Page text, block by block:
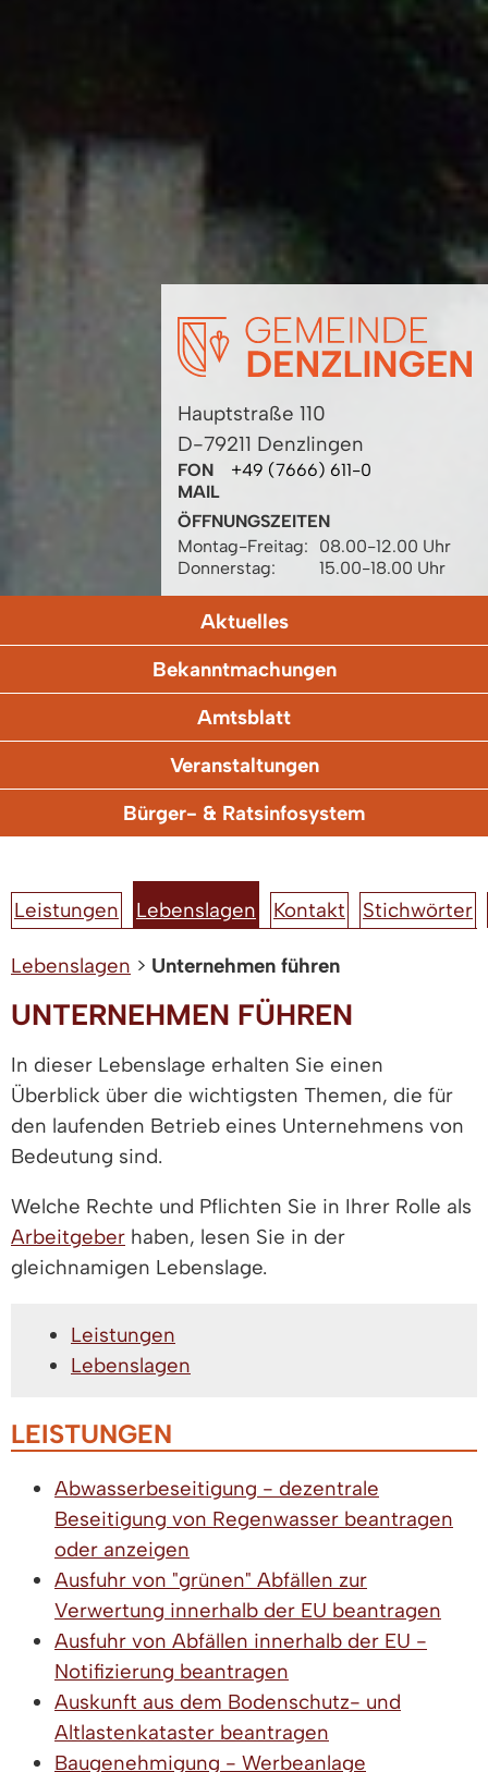
Hauptstraße 110
D-79211 Denzlingen
FON
+49 (7666) 611-0
MAIL
ÖFFNUNGSZEITEN
Montag-Freitag:
08.00-12.00 Uhr
Donnerstag:
15.00-18.00 Uhr
Aktuelles
Bekanntmachungen
Amtsblatt
Veranstaltungen
Bürger- & Ratsinfosystem
Leistungen Lebenslagen Kontakt Stichwörter
Lebenslagen > Unternehmen führen
UNTERNEHMEN FÜHREN
In dieser Lebenslage erhalten Sie einen
Überblick über die wichtigsten Themen, die für
den laufenden Betrieb eines Unternehmens von
Bedeutung sind.
Welche Rechte und Pflichten Sie in Ihrer Rolle als
Arbeitgeber haben, lesen Sie in der
gleichnamigen Lebenslage.
Leistungen
Lebenslagen
LEISTUNGEN
Abwasserbeseitigung - dezentrale
Beseitigung von Regenwasser beantragen
oder anzeigen
Ausfuhr von "grünen" Abfällen zur
Verwertung innerhalb der EU beantragen
Ausfuhr von Abfällen innerhalb der EU -
Notifizierung beantragen
Auskunft aus dem Bodenschutz- und
Altlastenkataster beantragen
Baugenehmigung - Werbeanlage